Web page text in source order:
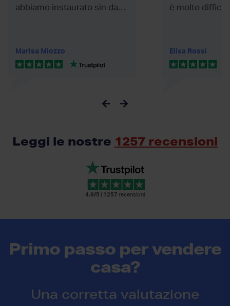
abbiamo instaurato sin da
Marisa Miozzo
è molto
Elisa Rossi
Leggi le nostre 1257 recensioni
4.9/5 1257 recensioni
Primo passo per vendere
casa?
Una corretta valutazione